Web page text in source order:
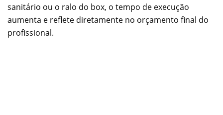
sanitário ou o ralo do box, o tempo de execução
aumenta e reflete diretamente no orçamento final do
profissional.